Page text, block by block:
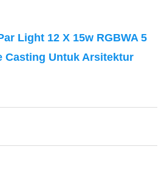
Light 12 X 15w RGBWA 5
Casting Untuk Arsitektur